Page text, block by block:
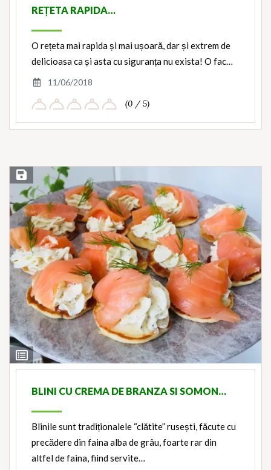
REȚETA RAPIDA…
O rețeta mai rapida și mai ușoară, dar și extrem de
delicioasa ca și asta cu siguranța nu exista! O fac…
11/06/2018
(0 / 5)
View
Ingredients
Save Recipe
BLINI CU CREMA DE BRANZA SI SOMON…
Blinile sunt tradiționalele “clătite” rusești, făcute cu
precădere din faina alba de grâu, foarte rar din
altfel de faina, fiind servite…